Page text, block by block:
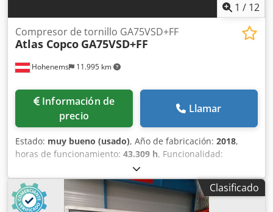
1 / 12
Hohenems 11.995 km
Compresor de tornillo GA75VSD+FF
Atlas Copco GA75VSD+FF
Información de
precio
Llamar
Estado: muy bueno (usado), Año de fabricación: 2018,
horas de funcionamiento: 43.309 h, Funcionalidad:
, Compresor de tornillo Atlas Copco
GA75VSD+FF Inversor y secador integrados 75 kW 12,75 bar
Cedjzp Urwepfx Afterf 15,50 m³/min Año de fabricación:
2018 Horas de funcionamiento: 43.309
Clasificado